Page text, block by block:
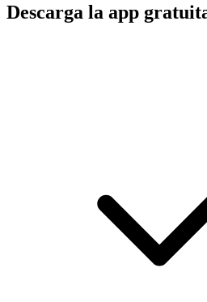
Descarga la app